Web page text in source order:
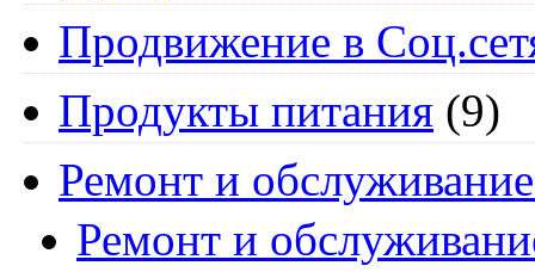
Продвижение в
Продукты питания (9)
Ремонт и
Ремонт и